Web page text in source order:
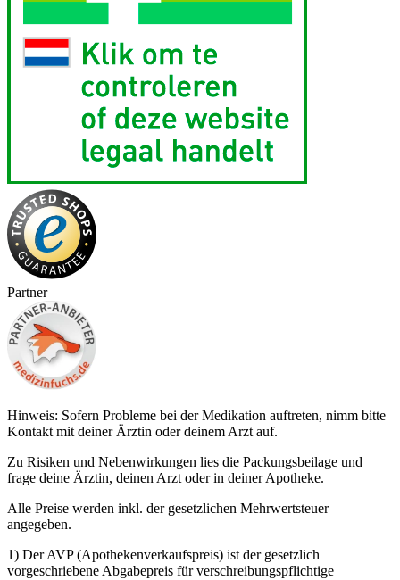
Partner
Hinweis: Sofern Probleme bei der Medikation auftreten, nimm bitte
Kontakt mit deiner Ärztin oder deinem Arzt auf.
Zu Risiken und Nebenwirkungen lies die Packungsbeilage und
frage deine Ärztin, deinen Arzt oder in deiner Apotheke.
Alle Preise werden inkl. der gesetzlichen Mehrwertsteuer
angegeben.
1) Der AVP (Apothekenverkaufspreis) ist der gesetzlich
vorgeschriebene Abgabepreis für verschreibungspflichtige